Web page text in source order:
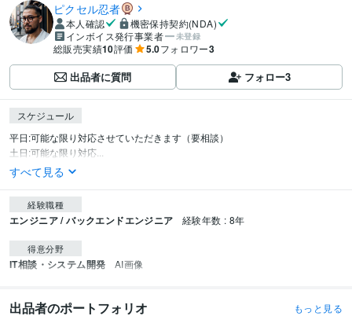
ピクセル忍者
本人確認
機密保持契約(NDA)
インボイス発行事業者
未登録
総販売実績10評価 5.0フォロワー3
出品者に質問 フォロー3
スケジュール
平日:可能な限り対応させていただきます（要相談）
土日:可能な限り対応...
すべて見る
経験職種
エンジニア / バックエンドエンジニア 経験年数 : 8年
得意分野
IT相談・システム開発 AI画像
出品者のポートフォリオ もっと見る